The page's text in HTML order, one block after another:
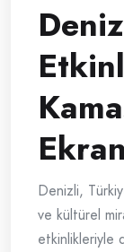
Denizli,
ve kültürel
etkinlikleriyle